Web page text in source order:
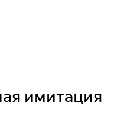
имитация